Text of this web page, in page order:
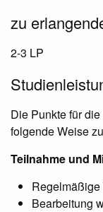
zu
2-3 LP
Die Punkte für
folgende Weise
Teilnahme und
Bearbeitung